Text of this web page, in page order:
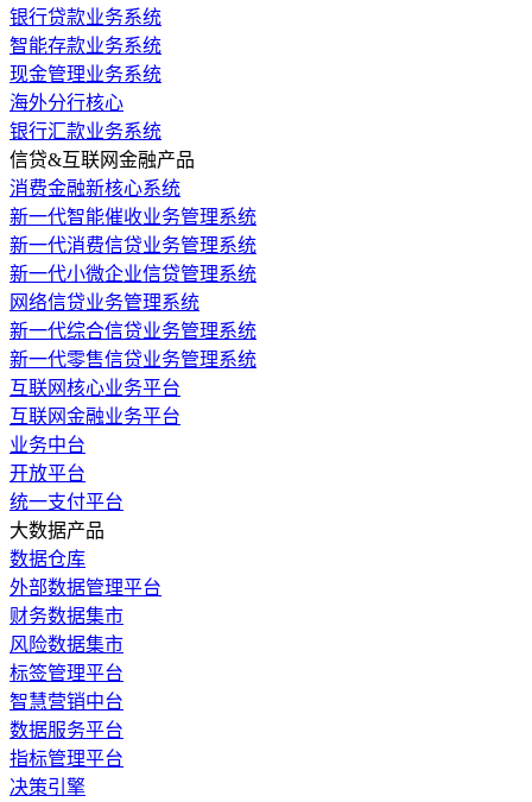
银行贷款业务系统
智能存款业务系统
现金管理业务系统
海外分行核心
银行汇款业务系统
信贷&互联网金融产品
消费金融新核心系统
新一代智能催收业务管理系统
新一代消费信贷业务管理系统
新一代小微企业信贷管理系统
网络信贷业务管理系统
新一代综合信贷业务管理系统
新一代零售信贷业务管理系统
互联网核心业务平台
互联网金融业务平台
业务中台
开放平台
统一支付平台
大数据产品
数据仓库
外部数据管理平台
财务数据集市
风险数据集市
标签管理平台
智慧营销中台
数据服务平台
指标管理平台
决策引擎